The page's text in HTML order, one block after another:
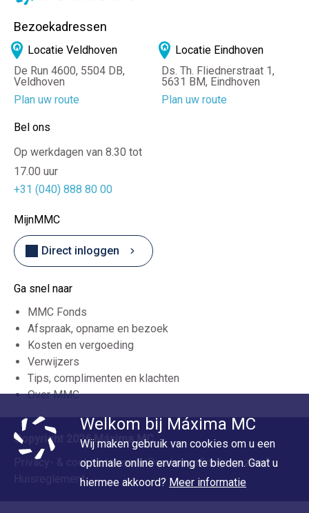
Bel ons
Op werkdagen van 8.30 tot
17.00 uur
+31 (040) 888 80 00
Bezoekadressen
Locatie Veldhoven
De Run 4600, 5504 DB,
Veldhoven
Plan uw route
Locatie Eindhoven
Ds. Th. Fliednerstraat 1,
5631 BM, Eindhoven
Plan uw route
Ga snel naar
MMC Fonds
Afspraak, opname en bezoek
Kosten en vergoeding
Verwijzers
Tips, complimenten en klachten
Over MMC
MijnMMC
Direct inloggen
Privacy- & cookiestatementDisclaimerFoutje gezien?
Huisreglement
Copyright 2026 Máxima MC
Welkom bij Máxima MC
Wij maken gebruik van cookies om u een
optimale online ervaring te bieden. Gaat u
hiermee akkoord? Meer informatie